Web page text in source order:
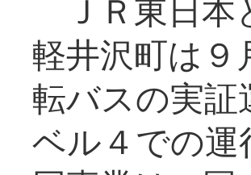
ＪＲ東日本
軽井沢町は９
転バスの実
ベル４での